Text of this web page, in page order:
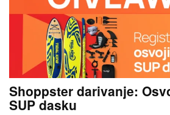
Shoppster darivanje:
SUP dasku